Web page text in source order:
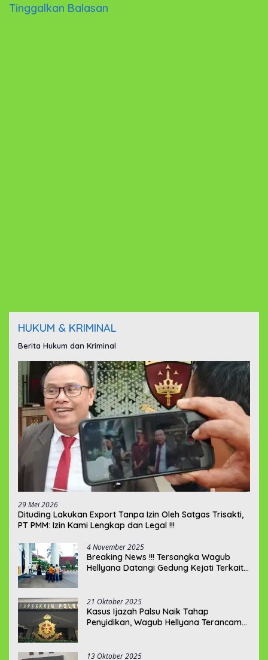
Tinggalkan Balasan
HUKUM & KRIMINAL
Berita Hukum dan Kriminal
29 Mei 2026
‎Dituding Lakukan Export Tanpa Izin Oleh Satgas Trisakti,
PT PMM: Izin Kami Lengkap dan Legal !!!
4 November 2025
Breaking News !!! Tersangka Wagub
Hellyana Datangi Gedung Kejati Terkait
21 Oktober 2025
Kasus Ijazah Palsu Naik Tahap
Penyidikan, Wagub Hellyana Terancam
13 Oktober 2025